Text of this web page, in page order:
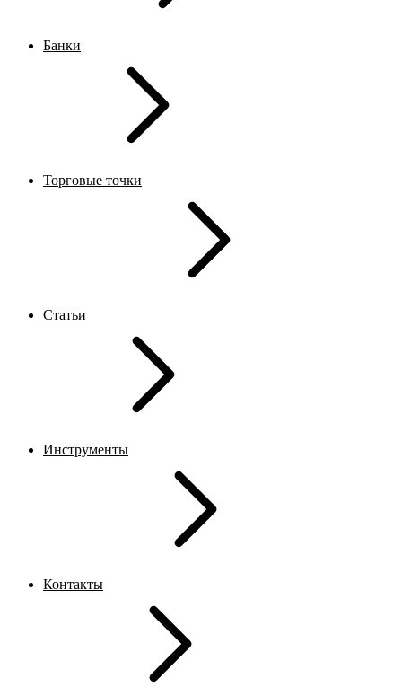
Банки
Торговые точки
Статьи
Инструменты
Контакты